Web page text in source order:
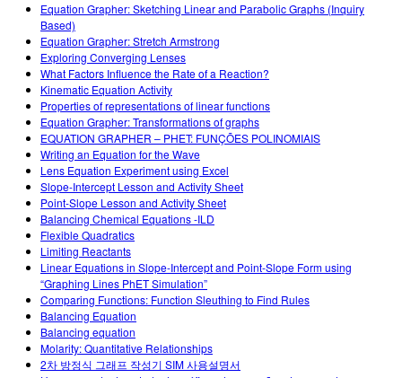
Equation Grapher: Sketching Linear and Parabolic Graphs (Inquiry
Based)
Equation Grapher: Stretch Armstrong
Exploring Converging Lenses
What Factors Influence the Rate of a Reaction?
Kinematic Equation Activity
Properties of representations of linear functions
Equation Grapher: Transformations of graphs
EQUATION GRAPHER – PHET: FUNÇÕES POLINOMIAIS
Writing an Equation for the Wave
Lens Equation Experiment using Excel
Slope-Intercept Lesson and Activity Sheet
Point-Slope Lesson and Activity Sheet
Balancing Chemical Equations -ILD
Flexible Quadratics
Limiting Reactants
Linear Equations in Slope-Intercept and Point-Slope Form using
“Graphing Lines PhET Simulation”
Comparing Functions: Function Sleuthing to Find Rules
Balancing Equation
Balancing equation
Molarity: Quantitative Relationships
2차 방정식 그래프 작성기 SIM 사용설명서